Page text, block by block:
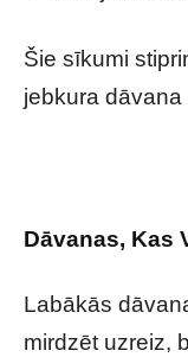
Šie sīkumi
jebkura dāvana
Dāvanas, Kas
Labākās
mirdzēt uzreiz,